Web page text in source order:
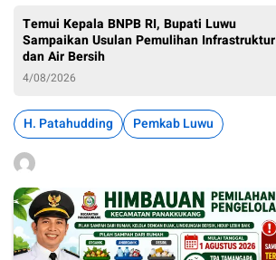
Temui Kepala BNPB RI, Bupati Luwu
Sampaikan Usulan Pemulihan Infrastruktur
dan Air Bersih
4/08/2026
H. Patahudding Pemkab Luwu